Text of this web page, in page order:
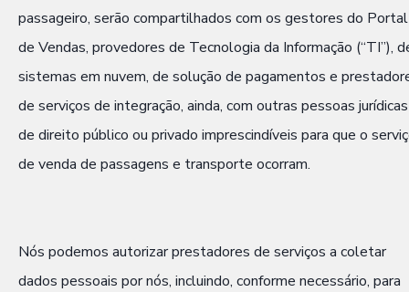
passageiro, serão compartilhados com os gestores do Portal
de Vendas, provedores de Tecnologia da Informação (“TI”),
sistemas em nuvem, de solução de pagamentos e
de serviços de integração, ainda, com outras pessoas jurídicas
de direito público ou privado imprescindíveis para que o
de venda de passagens e transporte ocorram.
Nós podemos autorizar prestadores de serviços a coletar
dados pessoais por nós, incluindo, conforme necessário, para